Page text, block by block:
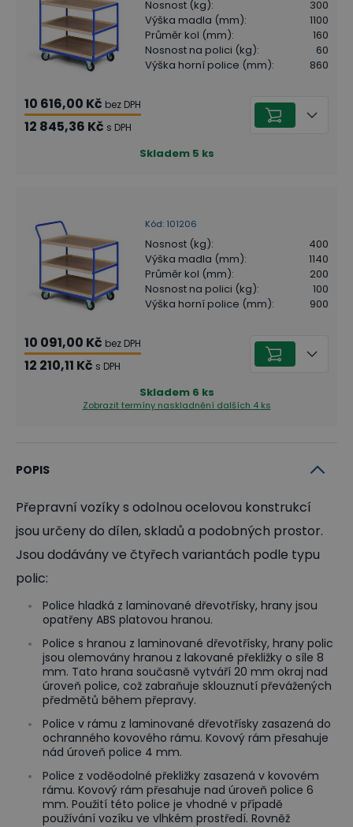
Nosnost (kg):
300
Výška madla (mm):
1100
Průměr kol (mm):
160
Nosnost na polici (kg):
60
Výška horní police (mm): 860
10 616,00 Kč bez DPH
12 845,36 Kč s DPH
Skladem 5 ks
Kód: 101206
Nosnost (kg):
400
Výška madla (mm):
1140
Průměr kol (mm):
200
Nosnost na polici (kg):
100
Výška horní police (mm): 900
10 091,00 Kč bez DPH
12 210,11 Kč s DPH
Skladem 6 ks
Zobrazit termíny naskladnění dalších 4 ks
POPIS
Přepravní vozíky s odolnou ocelovou konstrukcí
jsou určeny do dílen, skladů a podobných prostor.
Jsou dodávány ve čtyřech variantách podle typu
polic:
Police hladká z laminované dřevotřísky, hrany jsou
opatřeny ABS platovou hranou.
Police s hranou z laminované dřevotřísky, hrany polic
jsou olemovány hranou z lakované překližky o síle 8
mm. Tato hrana současně vytváří 20 mm okraj nad
úroveň police, což zabraňuje sklouznutí převážených
předmětů během přepravy.
Police v rámu z laminované dřevotřísky zasazená do
ochranného kovového rámu. Kovový rám přesahuje
nád úroveň police 4 mm.
Police z voděodolné překližky zasazená v kovovém
rámu. Kovový rám přesahuje nad úroveň police 6
mm. Použití této police je vhodné v případě
používání vozíku ve vlhkém prostředí. Rovněž